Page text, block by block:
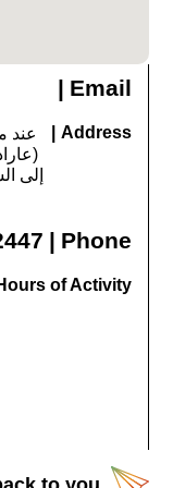
الحيوانات والنباتات
مساحة الحديقة
إنها حدود الانتشار
إذا جئتم في نهاية
موطنه الأصلي
على مستوى
مشاهدة سحلية بئر
لأراضي الرواسب
– أحد
شراشيب، المهدد
Email
|
Address
Phone
|
of Activity